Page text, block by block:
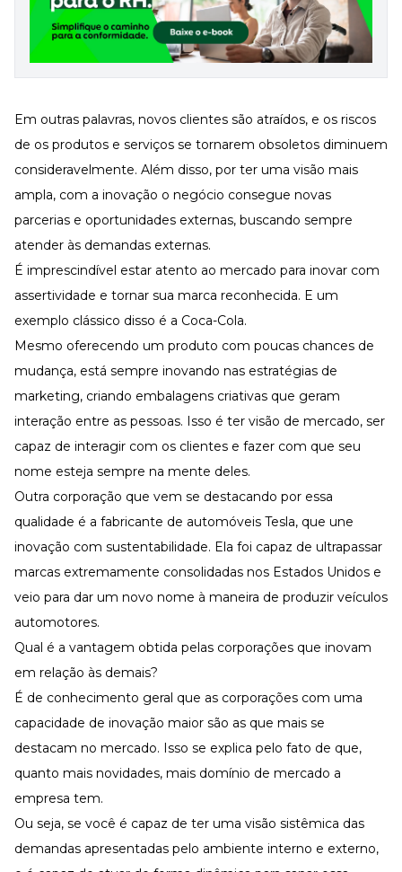
Em outras palavras, novos clientes são atraídos, e os riscos
de os produtos e serviços se tornarem obsoletos diminuem
consideravelmente. Além disso, por ter uma visão mais
ampla, com a inovação o negócio consegue novas
parcerias e oportunidades externas, buscando sempre
atender às demandas externas.
É imprescindível estar atento ao mercado para inovar com
assertividade e tornar sua marca reconhecida. E um
exemplo clássico disso é a Coca-Cola.
Mesmo oferecendo um produto com poucas chances de
mudança, está sempre inovando nas estratégias de
marketing, criando embalagens criativas que geram
interação entre as pessoas. Isso é ter visão de mercado, ser
capaz de interagir com os clientes e fazer com que seu
nome esteja sempre na mente deles.
Outra corporação que vem se destacando por essa
qualidade é a fabricante de automóveis Tesla, que une
inovação com sustentabilidade. Ela foi capaz de ultrapassar
marcas extremamente consolidadas nos Estados Unidos e
veio para dar um novo nome à maneira de produzir veículos
automotores.
Qual é a vantagem obtida pelas corporações que inovam
em relação às demais?
É de conhecimento geral que as corporações com uma
capacidade de inovação maior são as que mais se
destacam no mercado. Isso se explica pelo fato de que,
quanto mais novidades, mais domínio de mercado a
empresa tem.
Ou seja, se você é capaz de ter uma visão sistêmica das
demandas apresentadas pelo ambiente interno e externo,